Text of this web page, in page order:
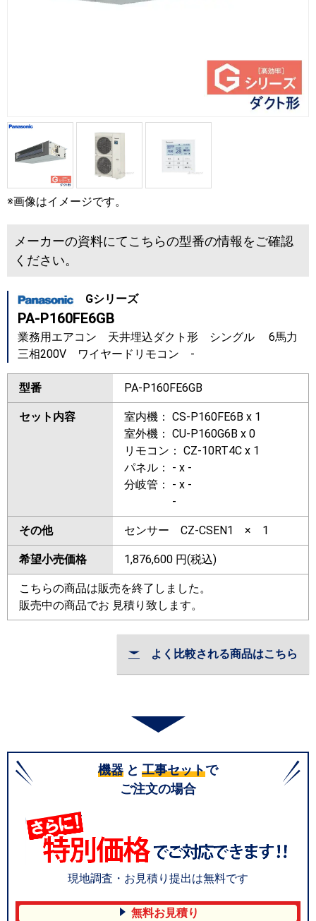
※画像はイメージです。
メーカーの資料にてこちらの型番の情報をご確認
ください。
Gシリーズ
PA-P160FE6GB
業務用エアコン 天井埋込ダクト形 シングル 6馬力
三相200V ワイヤードリモコン -
型番 PA-P160FE6GB
セット内容
室内機： CS-P160FE6B x 1
室外機： CU-P160G6B x 0
リモコン： CZ-10RT4C x 1
パネル： - x -
分岐管： - x -
-
その他 センサー CZ-CSEN1 × 1
希望小売価格 1,876,600 円(税込)
こちらの商品は販売を終了しました。
販売中の商品でお 見積り致します。
よく比較される商品はこちら
機器 と 工事セットで
ご注文の場合
現地調査・お見積り提出は無料です
無料お見積り